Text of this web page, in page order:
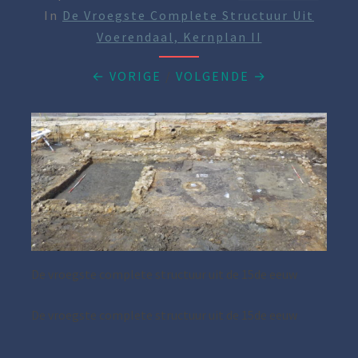
In De Vroegste Complete Structuur Uit
Voerendaal, Kernplan II
← VORIGE / VOLGENDE →
De vroegste complete structuur uit de 15de eeuw
De vroegste complete structuur uit de 15de eeuw